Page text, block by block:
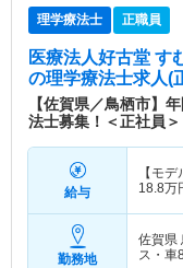
理学療法士 正職員
医療法人好古堂 す
の理学療法士求人(
【佐賀県／鳥栖市】
法士募集！＜正社員＞
給与
【モデ
18.8万
勤務地
佐賀県
ス・車